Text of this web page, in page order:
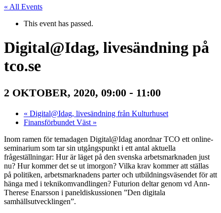
« All Events
This event has passed.
Digital@Idag, livesändning på
tco.se
2 OKTOBER, 2020, 09:00 - 11:00
« Digital@Idag, livesändning från Kulturhuset
Finansförbundet Väst »
Inom ramen för temadagen Digital@Idag anordnar TCO ett online-
seminarium som tar sin utgångspunkt i ett antal aktuella
frågeställningar: Hur är läget på den svenska arbetsmarknaden just
nu? Hur kommer det se ut imorgon? Vilka krav kommer att ställas
på politiken, arbetsmarknadens parter och utbildningsväsendet för att
hänga med i teknikomvandlingen? Futurion deltar genom vd Ann-
Therese Enarsson i paneldiskussionen ”Den digitala
samhällsutvecklingen”.